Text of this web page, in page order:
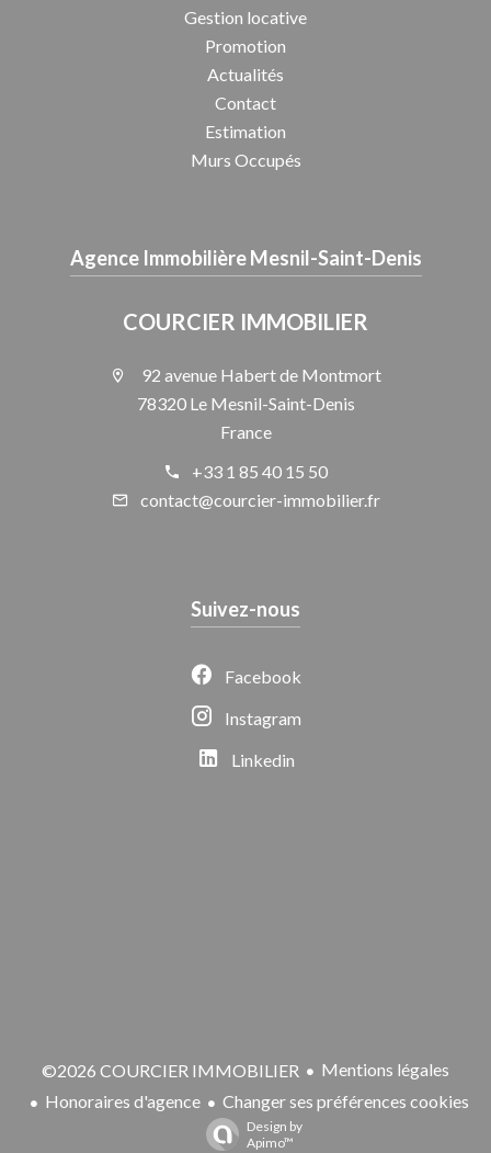
Gestion locative
Promotion
Actualités
Contact
Estimation
Murs Occupés
Agence Immobilière Mesnil-Saint-Denis
COURCIER IMMOBILIER
92 avenue Habert de Montmort
78320 Le Mesnil-Saint-Denis
France
+33 1 85 40 15 50
contact@courcier-immobilier.fr
Suivez-nous
Facebook
Instagram
Linkedin
©2026 COURCIER IMMOBILIER
Mentions légales
Honoraires d'agence
Changer ses préférences cookies
Design by
Apimo™